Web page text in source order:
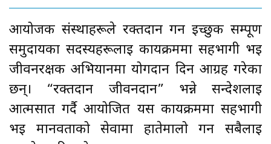
आयोजक संस्थाहरूले रक्तदान गर्न इच्छुक सम्पूर्ण
समुदायका सदस्यहरूलाई कार्यक्रममा सहभागी भई
जीवनरक्षक अभियानमा योगदान दिन आग्रह गरेका
छन्। “रक्तदान जीवनदान” भन्ने सन्देशलाई
आत्मसात गर्दै आयोजित यस कार्यक्रममा सहभागी
भई मानवताको सेवामा हातेमालो गर्न सबैलाई